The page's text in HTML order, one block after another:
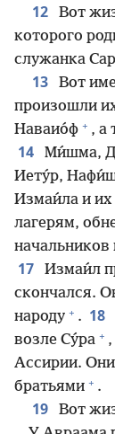
12 Вот
которого
служанка
13
Вот
произошли
Наваио́ф + , а
14 Ми́шма,
Иету́р,
Измаи́ла и их
лагерям,
17
Измаи́л
скончался.
народу + . 18
возле Су́ра +
Ассирии.
братьями + .
19 Вот